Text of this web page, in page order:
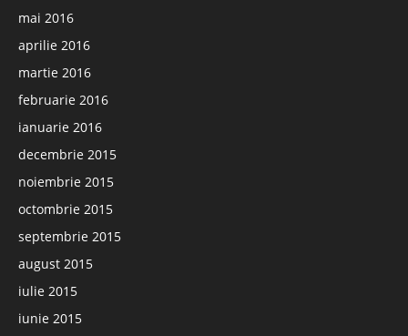
mai 2016
aprilie 2016
martie 2016
februarie 2016
ianuarie 2016
decembrie 2015
noiembrie 2015
octombrie 2015
septembrie 2015
august 2015
iulie 2015
iunie 2015